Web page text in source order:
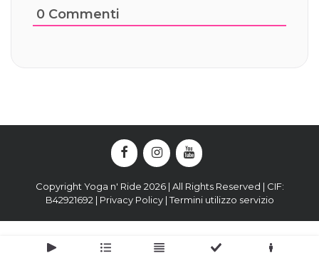
0 Commenti
Copyright Yoga n' Ride 2026 | All Rights Reserved | CIF:
B42921692 | Privacy Policy|Termini utilizzo servizio